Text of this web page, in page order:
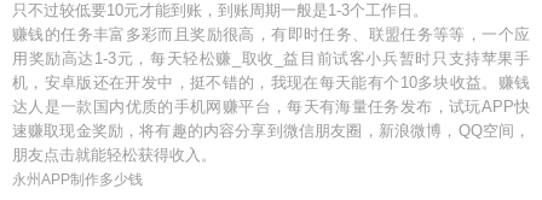
只不过较低要10元才能到账，到账周期一般是1-3个工作日。
赚钱的任务丰富多彩而且奖励很高，有即时任务、联盟任务等等，一个应
用奖励高达1-3元，每天轻松赚_取收_益目前试客小兵暂时只支持苹果手
机，安卓版还在开发中，挺不错的，我现在每天能有个10多块收益。赚钱
达人是一款国内优质的手机网赚平台，每天有海量任务发布，试玩APP快
速赚取现金奖励，将有趣的内容分享到微信朋友圈，新浪微博，QQ空间，
朋友点击就能轻松获得收入。
永州APP制作多少钱